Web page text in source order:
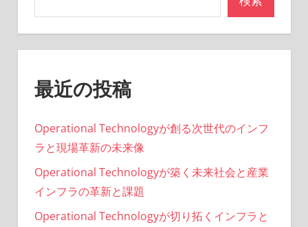
最近の投稿
Operational Technologyが創る次世代のインフ
ラと現場革新の未来像
Operational Technologyが築く未来社会と産業
インフラの革新と課題
Operational Technologyが切り拓くインフラと